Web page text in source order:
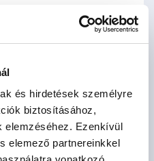
és hirdetések személyre
biztosításához,
elemzéséhez. Ezenkívül
elemező partnereinkkel